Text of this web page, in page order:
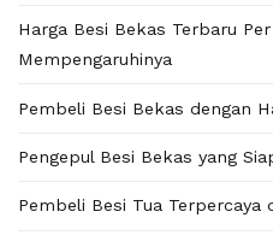
Harga Besi Bekas Terbaru
Mempengaruhinya
Pembeli Besi Bekas dengan
Pengepul Besi Bekas yang
Pembeli Besi Tua